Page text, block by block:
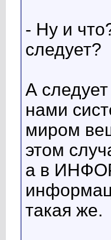
- Ну и
следует?
А
нами
миром
этом
а в
такая же.